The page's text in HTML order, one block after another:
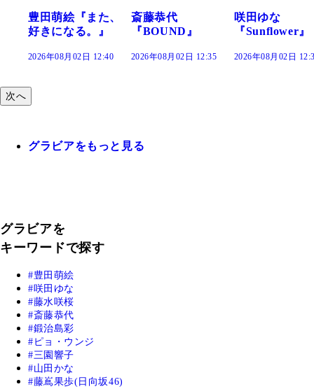
斎藤恭代
『BOUND』
2026年08月02日 12:35
咲田ゆな
『Sunflower』
2026年08月02日 12:30
藤水咲桜『花
だまり』
2026年08月02日
次へ
グラビアをもっと見る
グラビアを
キーワードで探す
豊田萌絵
咲田ゆな
藤水咲桜
斎藤恭代
鍛治島彩
ピョ・ウンジ
三園響子
山田かな
藤嶌果歩(日向坂46)